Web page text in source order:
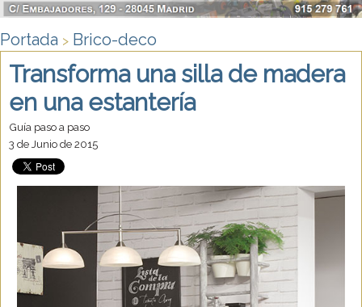
Portada > Brico-deco
Transforma una silla de madera
en una estantería
Guía paso a paso
3 de Junio de 2015